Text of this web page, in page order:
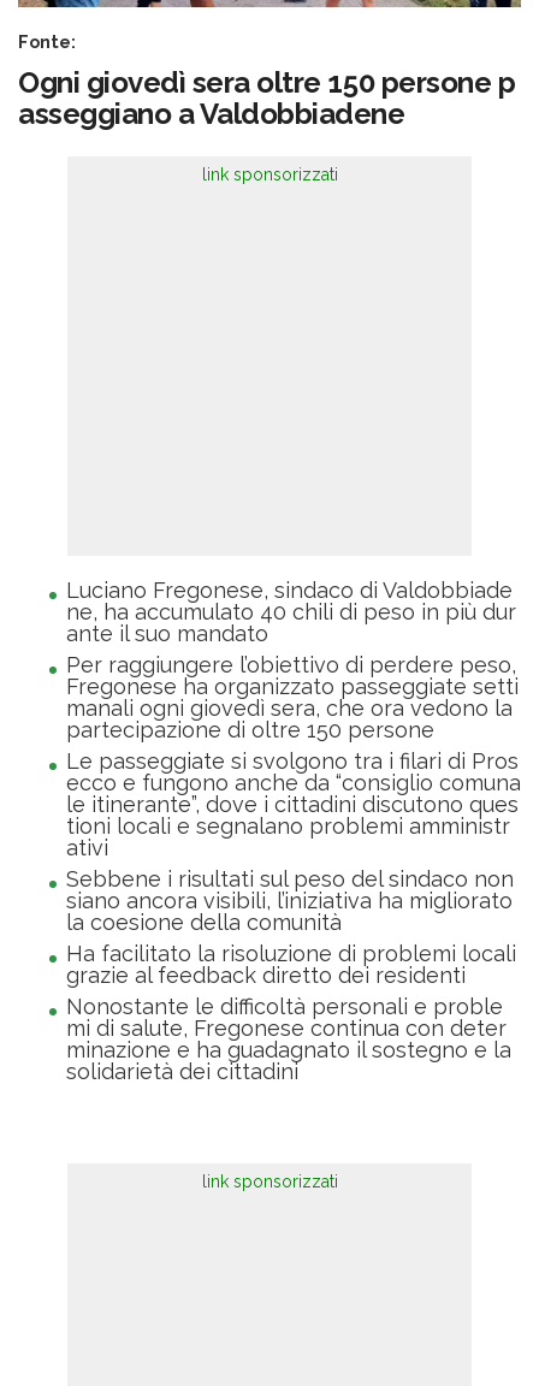
Fonte:
Ogni giovedì sera oltre 150 persone p
asseggiano a Valdobbiadene
Luciano Fregonese, sindaco di Valdobbiade
ne, ha accumulato 40 chili di peso in più dur
ante il suo mandato
Per raggiungere l’obiettivo di perdere peso,
Fregonese ha organizzato passeggiate setti
manali ogni giovedì sera, che ora vedono la
partecipazione di oltre 150 persone
Le passeggiate si svolgono tra i filari di Pros
ecco e fungono anche da “consiglio comuna
le itinerante”, dove i cittadini discutono ques
tioni locali e segnalano problemi amministr
ativi
Sebbene i risultati sul peso del sindaco non
siano ancora visibili, l’iniziativa ha migliorato
la coesione della comunità
Ha facilitato la risoluzione di problemi locali
grazie al feedback diretto dei residenti
Nonostante le difficoltà personali e proble
mi di salute, Fregonese continua con deter
minazione e ha guadagnato il sostegno e la
solidarietà dei cittadini